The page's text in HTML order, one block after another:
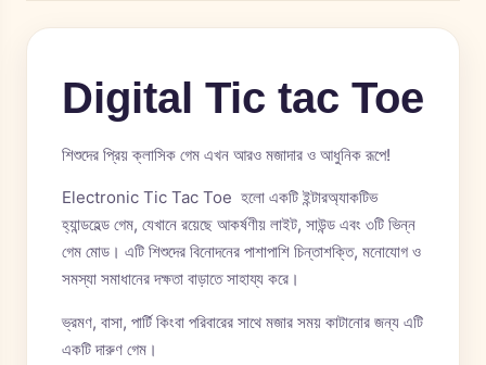
Digital Tic tac Toe
শিশুদের প্রিয় ক্লাসিক গেম এখন আরও মজাদার ও আধুনিক রূপে!
Electronic Tic Tac Toe হলো একটি ইন্টারঅ্যাকটিভ
হ্যান্ডহেল্ড গেম, যেখানে রয়েছে আকর্ষণীয় লাইট, সাউন্ড এবং ৩টি ভিন্ন
গেম মোড। এটি শিশুদের বিনোদনের পাশাপাশি চিন্তাশক্তি, মনোযোগ ও
সমস্যা সমাধানের দক্ষতা বাড়াতে সাহায্য করে।
ভ্রমণ, বাসা, পার্টি কিংবা পরিবারের সাথে মজার সময় কাটানোর জন্য এটি
একটি দারুণ গেম।